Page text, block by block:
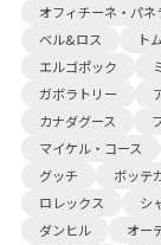
オフィチーネ・パネ
ベル&ロス
ト
エルゴポック
ガボラトリー
カナダグース
マイケル・コース
グッチ
ボッテ
ロレックス
シ
ダンヒル
オー